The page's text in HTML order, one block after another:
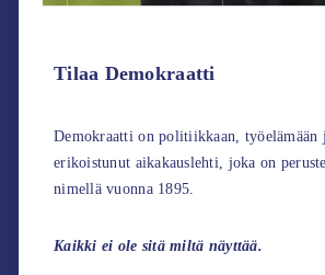
Tilaa Demokraatti
Demokraatti on politiikkaan,
erikoistunut aikakauslehti, joka on
nimellä vuonna 1895.
Kaikki ei ole sitä miltä näyttää.